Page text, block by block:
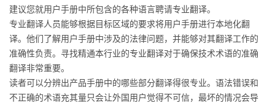
建议您就用户手册中所包含的各种语言聘请专业翻译。
专业翻译人员能够根据目标区域的要求将用户手册进行本地化翻
译。他们了解用户手册中涉及的法律问题，并能够对其翻译工作的
准确性负责。寻找精通本行业的专业翻译对于确保技术术语的准确
翻译非常重要。
读者可以分辨出产品手册中的哪些部分翻译得很专业。语法错误和
不正确的术语充其量只会让外国用户觉得不可信，最坏的情况会导